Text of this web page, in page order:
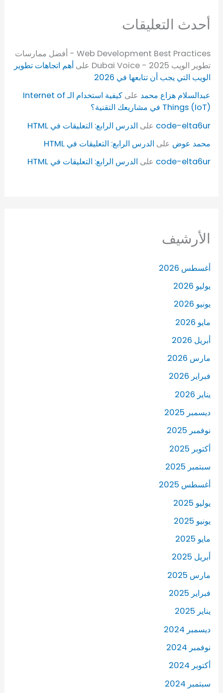
أحدث التعليقات
Web Development Best Practices - أفضل ممارسات
تطوير الويب 2025 - Dubai Voice
علىأهم اتجاهات تطوير
الويب التي يجب أن تتابعها في 2026
عبدالسلام هزاع محمد على
كيفية استخدام الـ Internet of
Things (IoT) في مشاريعك التقنية؟
code-elta6ur على الدرس الرابع: التعليقات في HTML
محمد عوض على الدرس الرابع: التعليقات في HTML
code-elta6ur على الدرس الرابع: التعليقات في HTML
الأرشيف
أغسطس 2026
يوليو 2026
يونيو 2026
مايو 2026
أبريل 2026
مارس 2026
فبراير 2026
يناير 2026
ديسمبر 2025
نوفمبر 2025
أكتوبر 2025
سبتمبر 2025
أغسطس 2025
يوليو 2025
يونيو 2025
مايو 2025
أبريل 2025
مارس 2025
فبراير 2025
يناير 2025
ديسمبر 2024
نوفمبر 2024
أكتوبر 2024
سبتمبر 2024